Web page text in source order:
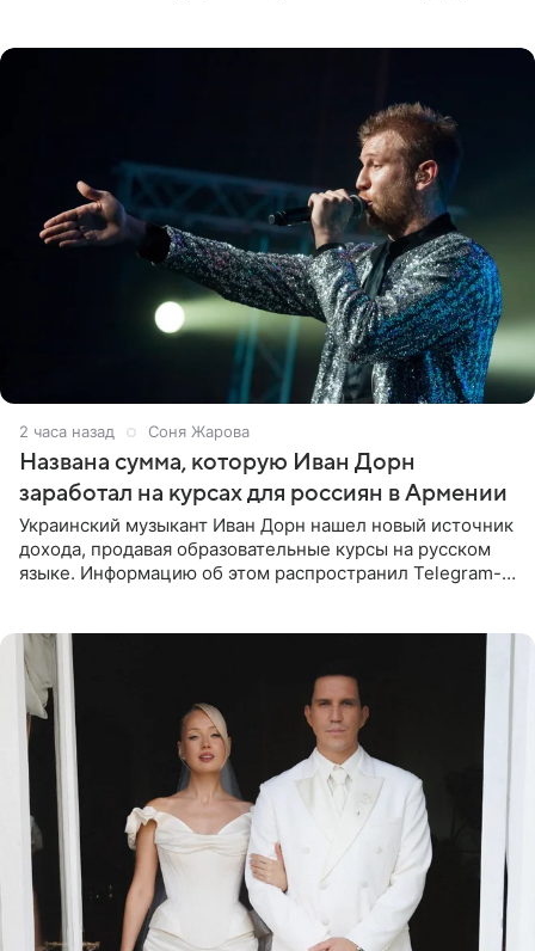
2 часа назад Соня Жарова
Названа сумма, которую Иван Дорн
заработал на курсах для россиян в Армении
Украинский музыкант Иван Дорн нашел новый источник
дохода, продавая образовательные курсы на русском
языке. Информацию об этом распространил Telegram-